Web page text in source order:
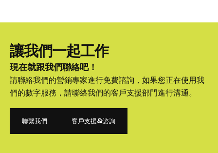
讓我們一起工作
現在就跟我們聯絡吧！
請聯絡我們的營銷專家進行免費諮詢，如果您正在使用我
們的數字服務，請聯絡我們的客戶支援部門進行溝通。
聯繫我們
客戶支援&諮詢